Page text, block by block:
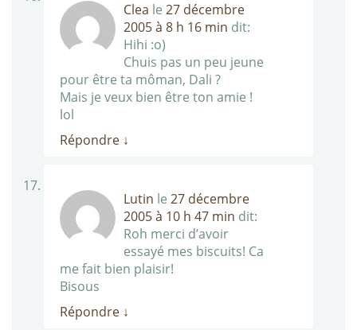
Clea le 27 décembre
2005 à 8 h 16 min dit:
Hihi :o)
Chuis pas un peu jeune
pour être ta môman, Dali ?
Mais je veux bien être ton amie !
lol
Répondre ↓
Lutin le 27 décembre
2005 à 10 h 47 min dit:
Roh merci d’avoir
essayé mes biscuits! Ca
me fait bien plaisir!
Bisous
Répondre ↓